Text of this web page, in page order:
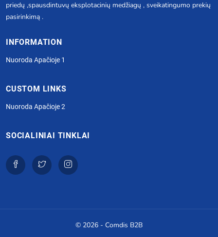
priedų ,spausdintuvų eksplotacinių medžiagų , sveikatingumo prekių
pasirinkimą .
INFORMATION
Nuoroda Apačioje 1
CUSTOM LINKS
Nuoroda Apačioje 2
SOCIALINIAI TINKLAI
© 2026 - Comdis B2B